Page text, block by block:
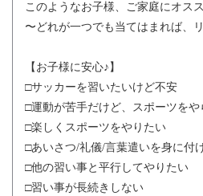
このようなお子様、ご家庭にオスス
〜どれが一つでも当てはまれば、
【お子様に安心♪】
□サッカーを習いたいけど不安
□運動が苦手だけど、スポーツを
□楽しくスポーツをやりたい
□あいさつ/礼儀/言葉遣いを身に付
□他の習い事と平行してやりたい
□習い事が長続きしない